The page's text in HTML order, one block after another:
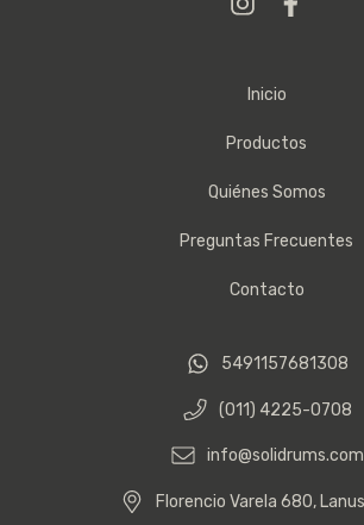
Inicio
Productos
Quiénes Somos
Preguntas Frecuentes
Contacto
5491157681308
(011) 4225-0708
info@solidrums.com
Florencio Varela 680,